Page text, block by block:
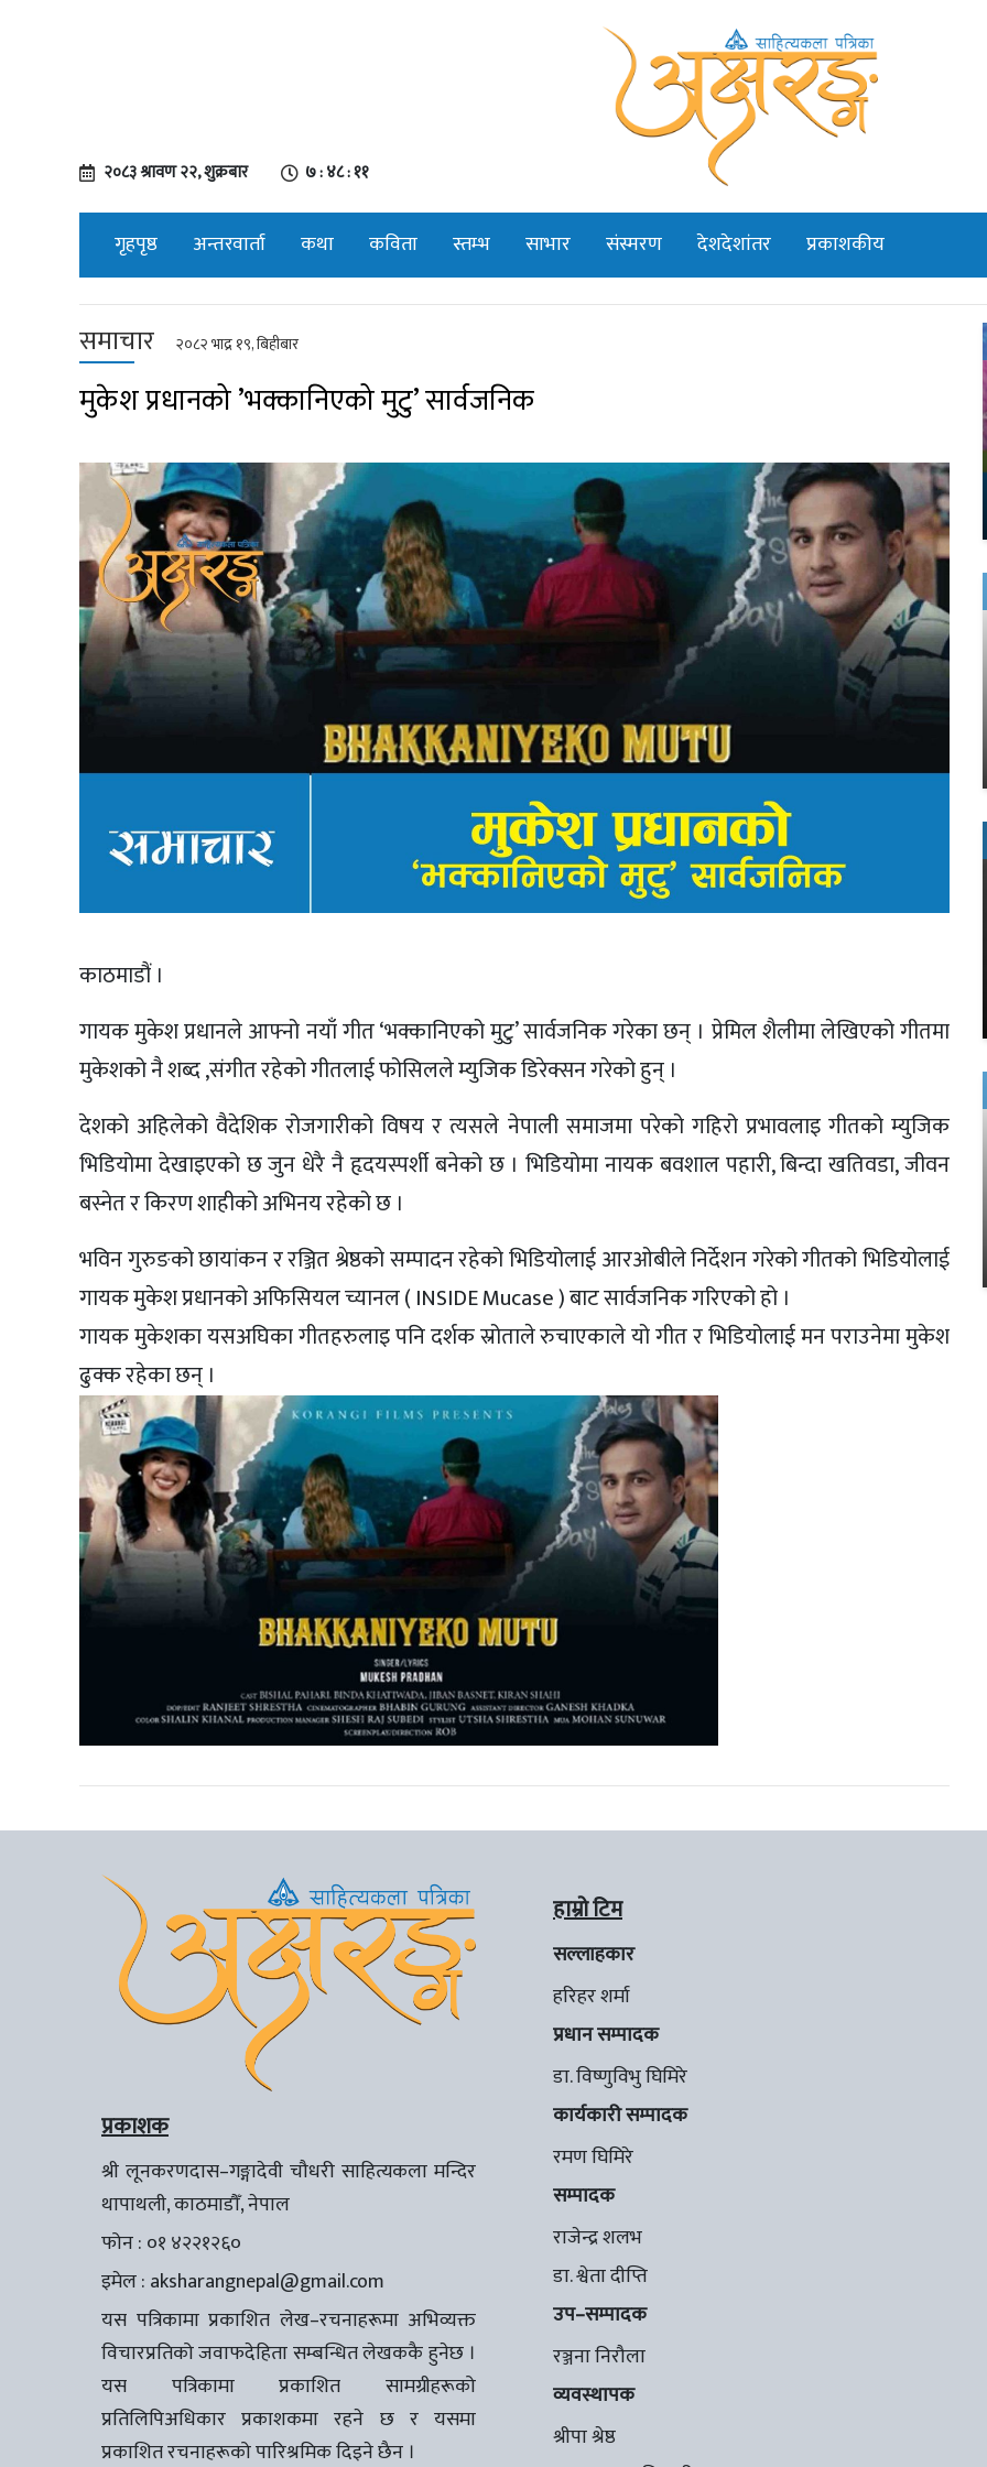
२०८३ श्रावण २२, शुक्रबार ७ : ४८ : १२
गृहपृष्ठ अन्तरवार्ता कथा कविता स्तम्भ साभार संस्मरण देशदेशांतर प्रकाशकीय
समाचार २०८२ भाद्र १९, बिहीबार
मुकेश प्रधानको ’भक्कानिएको मुटु’ सार्वजनिक
काठमाडौं ।
गायक मुकेश प्रधानले आफ्नो नयाँ गीत ‘भक्कानिएको मुटु’ सार्वजनिक गरेका छन् । प्रेमिल शैलीमा लेखिएको गीतमा
मुकेशको नै शब्द ,संगीत रहेको गीतलाई फोसिलले म्युजिक डिरेक्सन गरेको हुन् ।
देशको अहिलेको वैदेशिक रोजगारीको विषय र त्यसले नेपाली समाजमा परेको गहिरो प्रभावलाइ गीतको म्युजिक
भिडियोमा देखाइएको छ जुन धेरै नै हृदयस्पर्शी बनेको छ । भिडियोमा नायक बवशाल पहारी, बिन्दा खतिवडा, जीवन
बस्नेत र किरण शाहीको अभिनय रहेको छ ।
भविन गुरुङको छायांकन र रञ्जित श्रेष्ठको सम्पादन रहेको भिडियोलाई आरओबीले निर्देशन गरेको गीतको भिडियोलाई
गायक मुकेश प्रधानको अफिसियल च्यानल ( INSIDE Mucase ) बाट सार्वजनिक गरिएको हो ।
गायक मुकेशका यसअघिका गीतहरुलाइ पनि दर्शक स्रोताले रुचाएकाले यो गीत र भिडियोलाई मन पराउनेमा मुकेश
ढुक्क रहेका छन् ।
प्रकाशक
श्री लूनकरणदास–गङ्गादेवी चौधरी साहित्यकला मन्दिर
थापाथली, काठमाडौँ, नेपाल
फोन : ०१ ४२२१२६०
इमेल : aksharangnepal@gmail.com
यस पत्रिकामा प्रकाशित लेख–रचनाहरूमा अभिव्यक्त
विचारप्रतिको जवाफदेहिता सम्बन्धित लेखककै हुनेछ ।
यस पत्रिकामा प्रकाशित सामग्रीहरूको
प्रतिलिपिअधिकार प्रकाशकमा रहने छ र यसमा
प्रकाशित रचनाहरूको पारिश्रमिक दिइने छैन ।
हाम्रो टिम
सल्लाहकार
हरिहर शर्मा
प्रधान सम्पादक
डा. विष्णुविभु घिमिरे
कार्यकारी सम्पादक
रमण घिमिरे
सम्पादक
राजेन्द्र शलभ
डा. श्वेता दीप्ति
उप–सम्पादक
रञ्जना निरौला
व्यवस्थापक
श्रीपा श्रेष्ठ